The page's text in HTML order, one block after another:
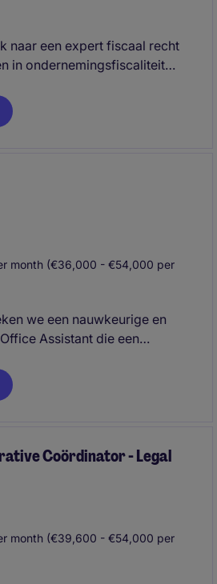
naar een expert fiscaal recht
in ondernemingsfiscaliteit
aan uiteenlopende fiscale
en collega's en bouwt
month (€36,000 - €54,000 per
we een nauwkeurige en
Assistant die een
het kantoor. Je combineert
met financiële opvolging en
Coördinator - Legal
month (€39,600 - €54,000 per